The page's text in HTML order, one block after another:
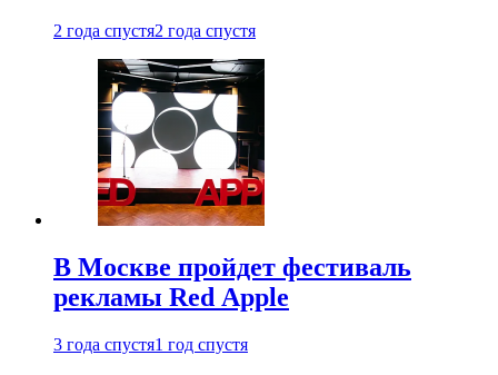
2 года спустя2 года спустя
В Москве пройдет фестиваль
рекламы Red Apple
3 года спустя1 год спустя